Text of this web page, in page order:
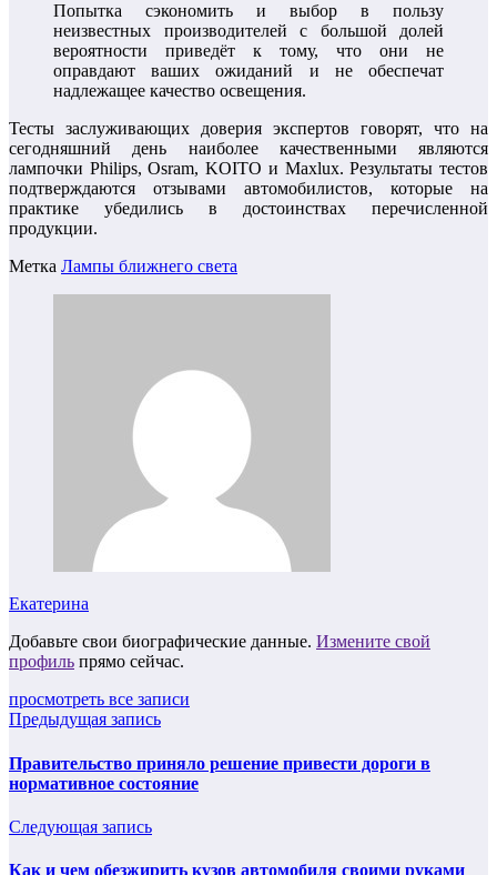
Попытка сэкономить и выбор в пользу
неизвестных производителей с большой долей
вероятности приведёт к тому, что они не
оправдают ваших ожиданий и не обеспечат
надлежащее качество освещения.
Тесты заслуживающих доверия экспертов говорят, что на
сегодняшний день наиболее качественными являются
лампочки Philips, Osram, KOITO и Maxlux. Результаты тестов
подтверждаются отзывами автомобилистов, которые на
практике убедились в достоинствах перечисленной
продукции.
Метка Лампы ближнего света
Екатерина
Добавьте свои биографические данные. Измените свой
профиль прямо сейчас.
просмотреть все записи
Предыдущая запись
Правительство приняло решение привести дороги в
нормативное состояние
Следующая запись
Как и чем обезжирить кузов автомобиля своими руками